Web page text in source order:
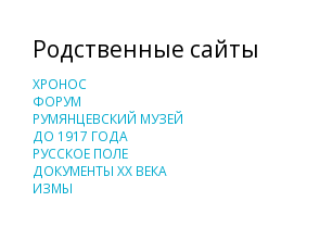
Родственные сайты
ХРОНОС
ФОРУМ
РУМЯНЦЕВСКИЙ МУЗЕЙ
ДО 1917 ГОДА
РУССКОЕ ПОЛЕ
ДОКУМЕНТЫ XX ВЕКА
ИЗМЫ